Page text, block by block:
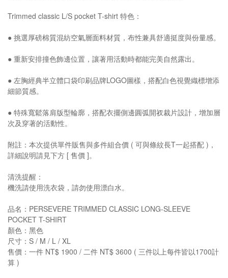
Trimmed classic L/S pocket T-shirt 特色：
● 挑選厚磅棉質混紡空氣層面料材質，布性兼具舒適挺度與份量感。
● 重新安排撞色飾邊位置，讓著用活動時都能完美自然露出。
● 左胸經典半立體口袋印刷品牌LOGO圖樣，搭配白色視覺織標增添
細節質感。
● 特殊寬鬆落肩版型輪廓，搭配衣擺側邊圓弧開衩裁片設計，增加層
次及穿著的活動性。
附註：本次提供單件販售與多件組合價 ( 可與條紋長T一起搭配 )，
詳細說明請見下方 [ 售價 ]。
清洗提醒：
機洗請使用洗衣袋，請勿使用漂白水。
品名：PERSEVERE TRIMMED CLASSIC LONG-SLEEVE
POCKET T-SHIRT
顏色：黑色
尺寸：S / M / L / XL
售價：一件 NT$ 1900 / 二件 NT$ 3600 ( 三件以上每件皆以1700計
算 )